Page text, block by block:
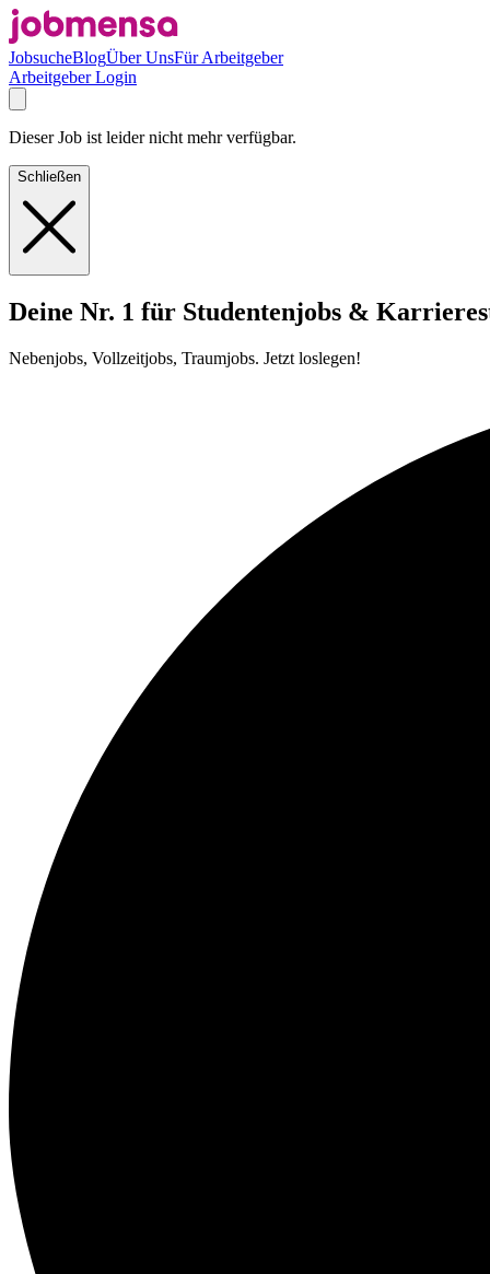
JobsucheBlogÜber UnsFür Arbeitgeber
Arbeitgeber Login
Dieser Job ist leider nicht mehr verfügbar.
Schließen
Deine Nr. 1 für Studentenjobs &
Nebenjobs, Vollzeitjobs, Traumjobs. Jetzt loslegen!